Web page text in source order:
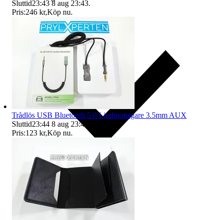
Ersättning om du inte får din vara
Sluttid23:43 8 aug 23:43.
Pris:246 kr,Köp nu.
Trådlös USB Bluetooth 5.0 Ljudmottagare 3.5mm AUX
Sluttid23:44 8 aug 23:44
Pris:123 kr,Köp nu.